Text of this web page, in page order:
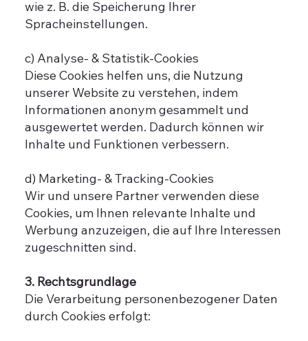
wie z. B. die Speicherung Ihrer
Spracheinstellungen.
c) Analyse- & Statistik-Cookies
Diese Cookies helfen uns, die Nutzung
unserer Website zu verstehen, indem
Informationen anonym gesammelt und
ausgewertet werden. Dadurch können wir
Inhalte und Funktionen verbessern.
d) Marketing- & Tracking-Cookies
Wir und unsere Partner verwenden diese
Cookies, um Ihnen relevante Inhalte und
Werbung anzuzeigen, die auf Ihre Interessen
zugeschnitten sind.
3. Rechtsgrundlage
Die Verarbeitung personenbezogener Daten
durch Cookies erfolgt: